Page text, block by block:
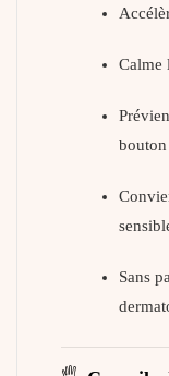
Calme
bouton
Sans